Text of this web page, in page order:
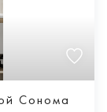
Сонома